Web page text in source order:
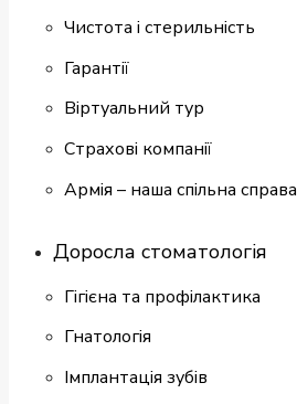
Чистота і стерильність
Гарантії
Віртуальний тур
Страхові компанії
Армія – наша спільна справа
Доросла стоматологія
Гігієна та профілактика
Гнатологія
Імплантація зубів